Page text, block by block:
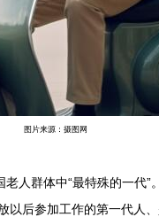
图片来源：摄图网
群体中“最特殊的一代”。
以后参加工作的第一代人